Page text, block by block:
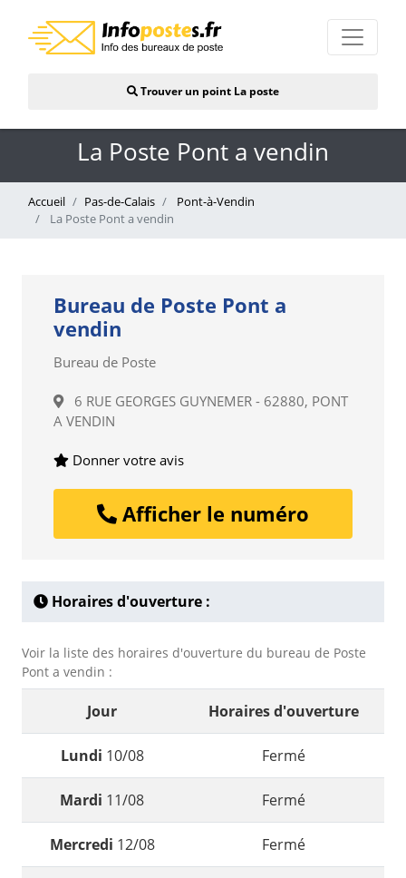
Trouver un point La poste
La Poste Pont a vendin
Accueil Pas-de-Calais
Pont-à-Vendin
La Poste Pont a vendin
Bureau de Poste Pont a
vendin
Bureau de Poste
6 RUE GEORGES GUYNEMER - 62880, PONT
A VENDIN
Donner votre avis
Afficher le numéro
Horaires d'ouverture :
Voir la liste des horaires d'ouverture du bureau de Poste
Pont a vendin :
Jour Horaires d'ouverture
Lundi 10/08 Fermé
Mardi 11/08 Fermé
Mercredi 12/08 Fermé